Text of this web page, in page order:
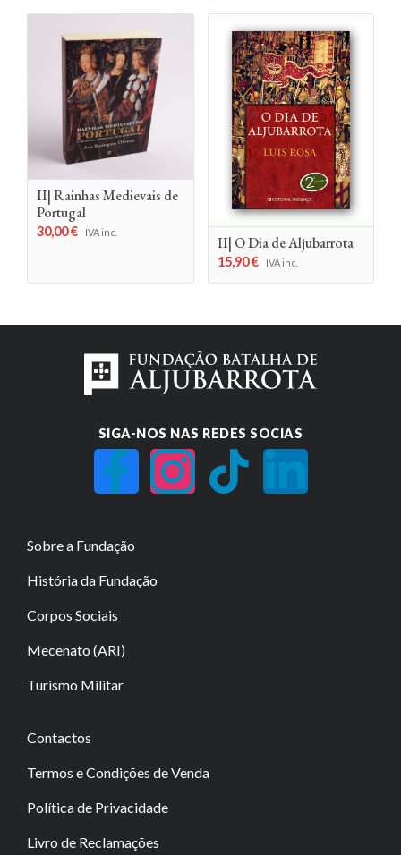
II| Rainhas Medievais de
Portugal
30,00€ IVA inc.
II| O Dia de Aljubarrota
15,90€ IVA inc.
SIGA-NOS NAS REDES SOCIAS
Sobre a Fundação
História da Fundação
Corpos Sociais
Mecenato (ARI)
Turismo Militar
Contactos
Termos e Condições de Venda
Política de Privacidade
Livro de Reclamações